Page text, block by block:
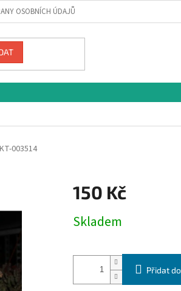
OSOBNÍCH ÚDAJŮ
003514
150 Kč
cena:
Skladem
Přidat